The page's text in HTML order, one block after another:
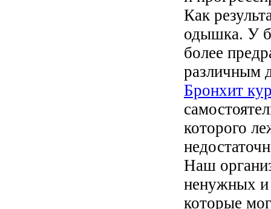
Как
одышка. У
более
различным
Бронхит
которого
Наш
ненужных и
которые